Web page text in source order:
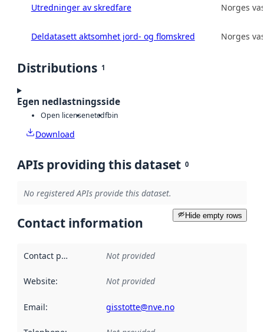
Utredninger av skredfare Norges
Deldatasett aktsomhet jord- og flomskred Norges
Distributions 1
Egen nedlastningsside
Open licensenetcdfbin
Download
APIs providing this dataset 0
No registered APIs provide this dataset.
Hide empty rows
Contact information
Contact point Not provided
Website: Not provided
Email: gisstotte@nve.no